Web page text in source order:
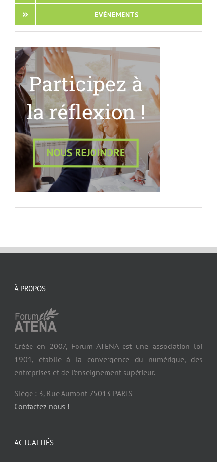
EVÉNEMENTS
À PROPOS
Créée en 2007, Forum ATENA est une association loi
1901, établie à la convergence du numérique, des
entreprises et de l’enseignement supérieur.
Siège : 3, Rue Aumont 75013 PARIS
Contactez-nous !
ACTUALITÉS